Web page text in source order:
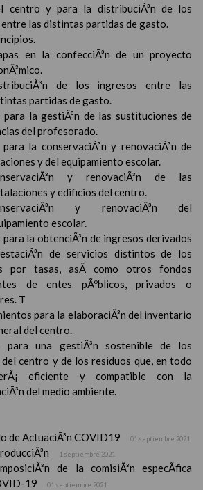
centro y para la distribuciÃ³n de los
las distintas partidas de gasto.
en la confecciÃ³n de un proyecto
de los ingresos entre las
partidas de gasto.
la gestiÃ³n de las sustituciones de
del profesorado.
la conservaciÃ³n y renovaciÃ³n de
y del equipamiento escolar.
y renovaciÃ³n de las
y edificios del centro.
y renovaciÃ³n del
escolar.
la obtenciÃ³n de ingresos derivados
de servicios distintos de los
por tasas, asÃ­ como otros fondos
de entes pÃºblicos, privados o
T
para la elaboraciÃ³n del inventario
del centro.
para una gestiÃ³n sostenible de los
centro y de los residuos que, en todo
eficiente y compatible con la
del medio ambiente.
de ActuaciÃ³n COVID19 01 septiembre 2021
1 septiembre 2021
de la comisiÃ³n especÃ­fica
19
01 septiembre 2021